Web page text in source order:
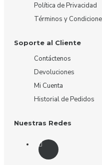
Política de Privacidad
Términos y
Soporte al Cliente
Contáctenos
Devoluciones
Mi Cuenta
Historial de Pedidos
Nuestras Redes